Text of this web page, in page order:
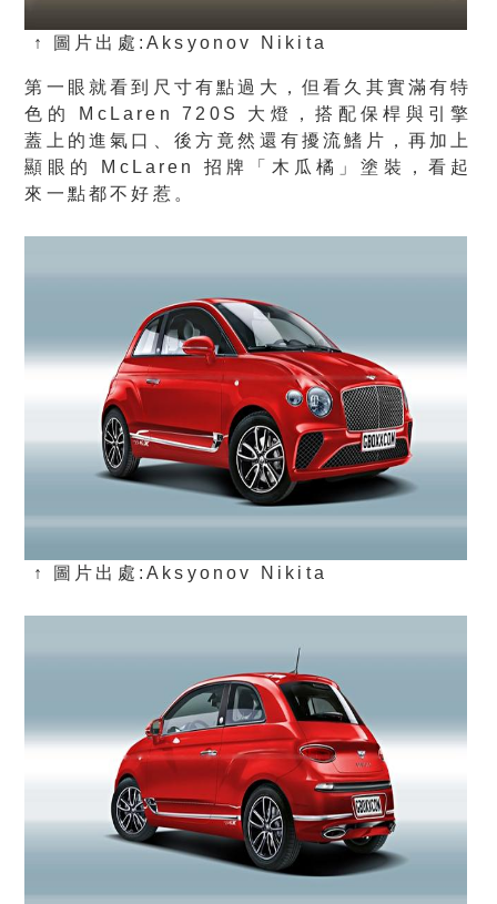
↑ 圖片出處:Aksyonov Nikita
第一眼就看到尺寸有點過大，但看久其實滿有特
色的 McLaren 720S 大燈，搭配保桿與引擎
蓋上的進氣口、後方竟然還有擾流鰭片，再加上
顯眼的 McLaren 招牌「木瓜橘」塗裝，看起
來一點都不好惹。
↑ 圖片出處:Aksyonov Nikita